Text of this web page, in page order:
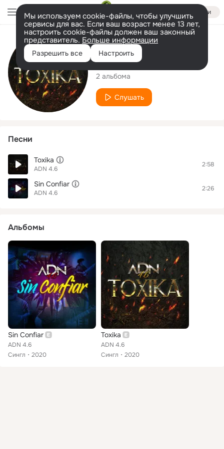
Войти
Мы используем cookie-файлы, чтобы улучшить
сервисы для вас. Если ваш возраст менее 13 лет,
настроить cookie-файлы должен ваш законный
представитель. Больше информации
Разрешить все Настроить
Исполнитель
ADN 4.6
2 альбома
Слушать
Песни
Toxika
ADN 4.6
2:58
Sin Confiar
ADN 4.6
2:26
Альбомы
Sin Confiar
ADN 4.6
Сингл
2020
Toxika
ADN 4.6
Сингл
2020